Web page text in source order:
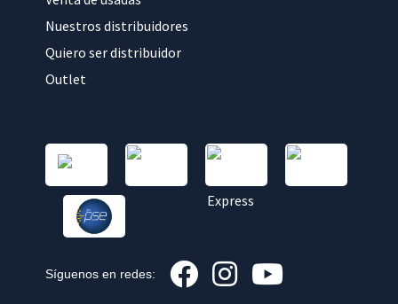
Nuestros distribuidores
Quiero ser distribuidor
Outlet
Síguenos en redes: